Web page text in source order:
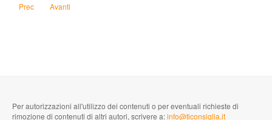
Articolo precedente: Vorrei effettuare un viaggio astrale secondo il Gateway
Prec Articolo successivo: Perché il Signore degli Anelli è così famoso?
Avanti
Per autorizzazioni all'utilizzo dei contenuti o per eventuali richieste di
rimozione di contenuti di altri autori, scrivere a:info@ticonsiglia.it